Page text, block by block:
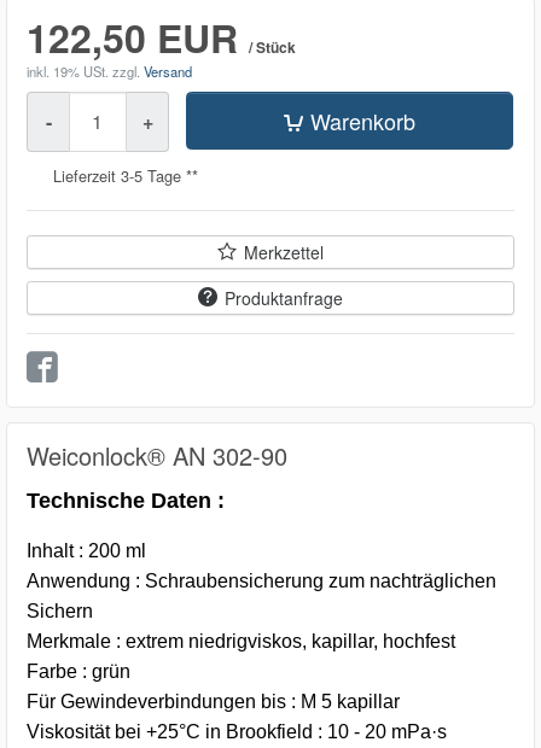
122,50 EUR / Stück
inkl. 19% USt. zzgl. Versand
- + Warenkorb
Lieferzeit 3-5 Tage **
Merkzettel
Produktanfrage
Weiconlock® AN 302-90
Technische Daten :
Inhalt : 200 ml
Anwendung : Schraubensicherung zum nachträglichen
Sichern
Merkmale : extrem niedrigviskos, kapillar, hochfest
Farbe : grün
Für Gewindeverbindungen bis : M 5 kapillar
Viskosität bei +25°C in Brookfield : 10 - 20 mPa·s